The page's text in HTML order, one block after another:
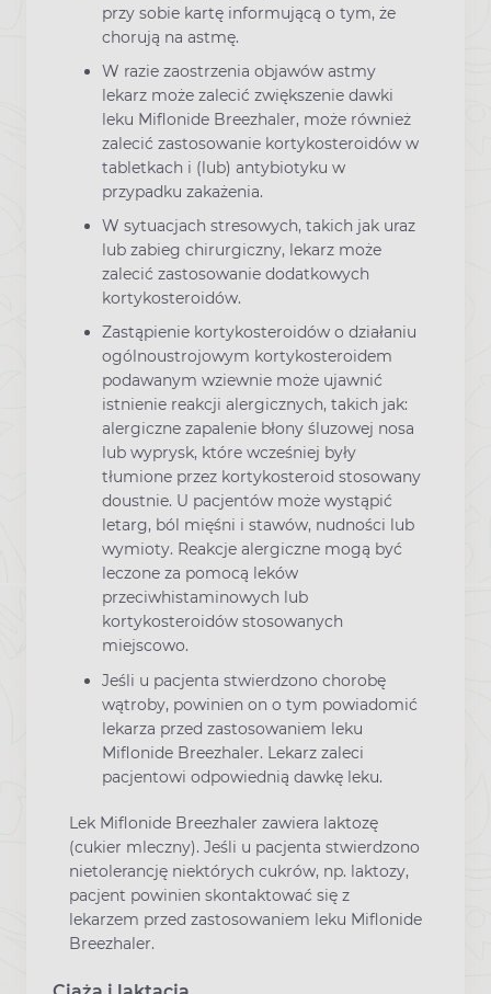
przy sobie kartę informującą o tym, że
chorują na astmę.
W razie zaostrzenia objawów astmy
lekarz może zalecić zwiększenie dawki
leku Miflonide Breezhaler, może również
zalecić zastosowanie kortykosteroidów w
tabletkach i (lub) antybiotyku w
przypadku zakażenia.
W sytuacjach stresowych, takich jak uraz
lub zabieg chirurgiczny, lekarz może
zalecić zastosowanie dodatkowych
kortykosteroidów.
Zastąpienie kortykosteroidów o działaniu
ogólnoustrojowym kortykosteroidem
podawanym wziewnie może ujawnić
istnienie reakcji alergicznych, takich jak:
alergiczne zapalenie błony śluzowej nosa
lub wyprysk, które wcześniej były
tłumione przez kortykosteroid stosowany
doustnie. U pacjentów może wystąpić
letarg, ból mięśni i stawów, nudności lub
wymioty. Reakcje alergiczne mogą być
leczone za pomocą leków
przeciwhistaminowych lub
kortykosteroidów stosowanych
miejscowo.
Jeśli u pacjenta stwierdzono chorobę
wątroby, powinien on o tym powiadomić
lekarza przed zastosowaniem leku
Miflonide Breezhaler. Lekarz zaleci
pacjentowi odpowiednią dawkę leku.
Lek Miflonide Breezhaler zawiera laktozę
(cukier mleczny). Jeśli u pacjenta stwierdzono
nietolerancję niektórych cukrów, np. laktozy,
pacjent powinien skontaktować się z
lekarzem przed zastosowaniem leku Miflonide
Breezhaler.